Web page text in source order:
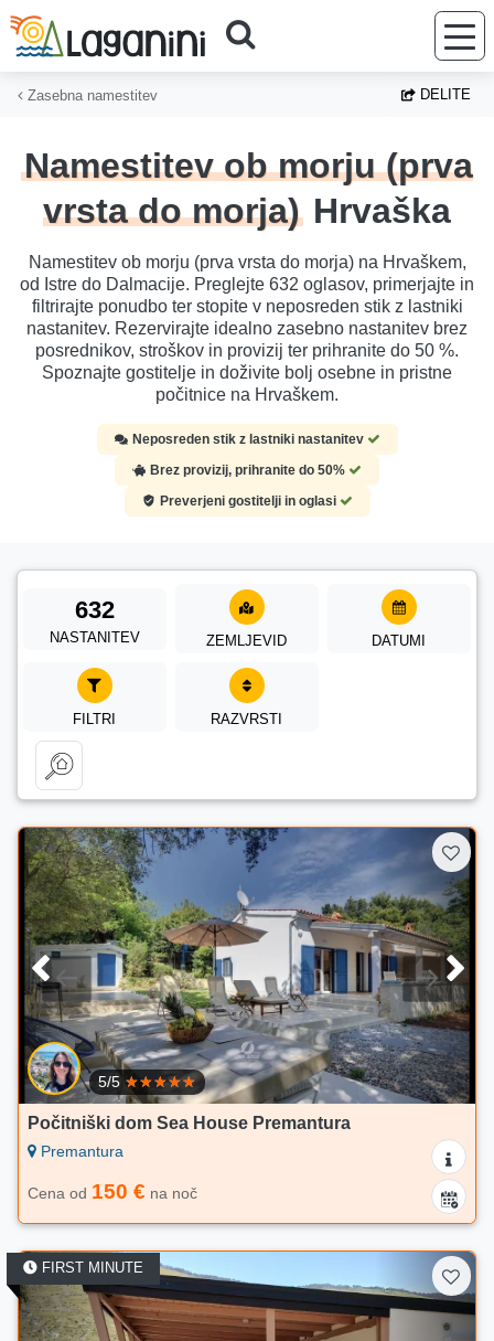
Preskoči na glavno vsebino
Zasebna namestitev DELITE
Namestitev ob morju (prva
vrsta do morja) Hrvaška
Namestitev ob morju (prva vrsta do morja) na Hrvaškem,
od Istre do Dalmacije. Preglejte 632 oglasov, primerjajte in
filtrirajte ponudbo ter stopite v neposreden stik z lastniki
nastanitev. Rezervirajte idealno zasebno nastanitev brez
posrednikov, stroškov in provizij ter prihranite do 50 %.
Spoznajte gostitelje in doživite bolj osebne in pristne
počitnice na Hrvaškem.
Neposreden stik z lastniki nastanitev
Brez provizij, prihranite do 50%
Preverjeni gostitelji in oglasi
632
NASTANITEV ZEMLJEVID DATUMI
FILTRI RAZVRSTI
5/5
Počitniški dom Sea House Premantura
Premantura
Cena od 150 € na noč
FIRST MINUTE